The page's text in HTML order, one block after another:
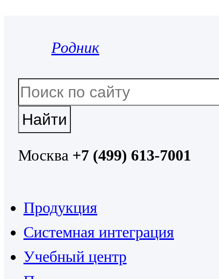
Родник
Москва +7 (499) 613-7001
Продукция
Системная интеграция
Учебный центр